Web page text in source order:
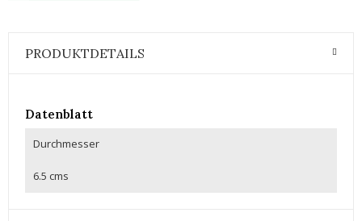
PRODUKTDETAILS
Datenblatt
Durchmesser
6.5 cms